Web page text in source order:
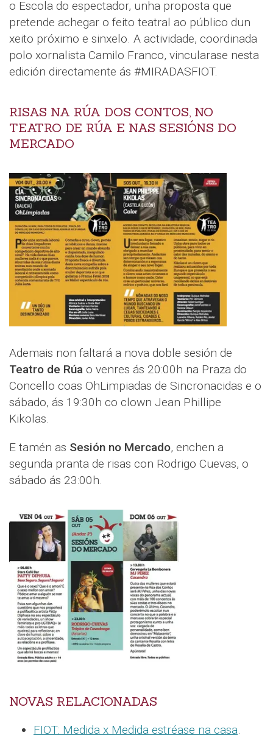
o Escola do espectador, unha proposta que
pretende achegar o feito teatral ao público dun
xeito próximo e sinxelo. A actividade, coordinada
polo xornalista Camilo Franco, vincularase nesta
edición directamente ás #MIRADASFIOT.
RISAS NA RÚA DOS CONTOS, NO
TEATRO DE RÚA E NAS SESIÓNS DO
MERCADO
Ademais non faltará a nova doble sesión de
Teatro de Rúa o venres ás 20:00h na Praza do
Concello coas OhLimpiadas de Sincronacidas e o
sábado, ás 19:30h co clown Jean Phillipe
Kikolas.
E tamén as Sesión no Mercado, enchen a
segunda pranta de risas con Rodrigo Cuevas, o
sábado ás 23:00h.
NOVAS RELACIONADAS
FIOT: Medida x Medida estréase na casa.